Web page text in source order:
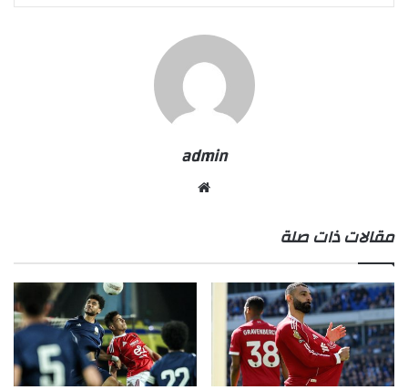
admin
مقالات ذات صلة